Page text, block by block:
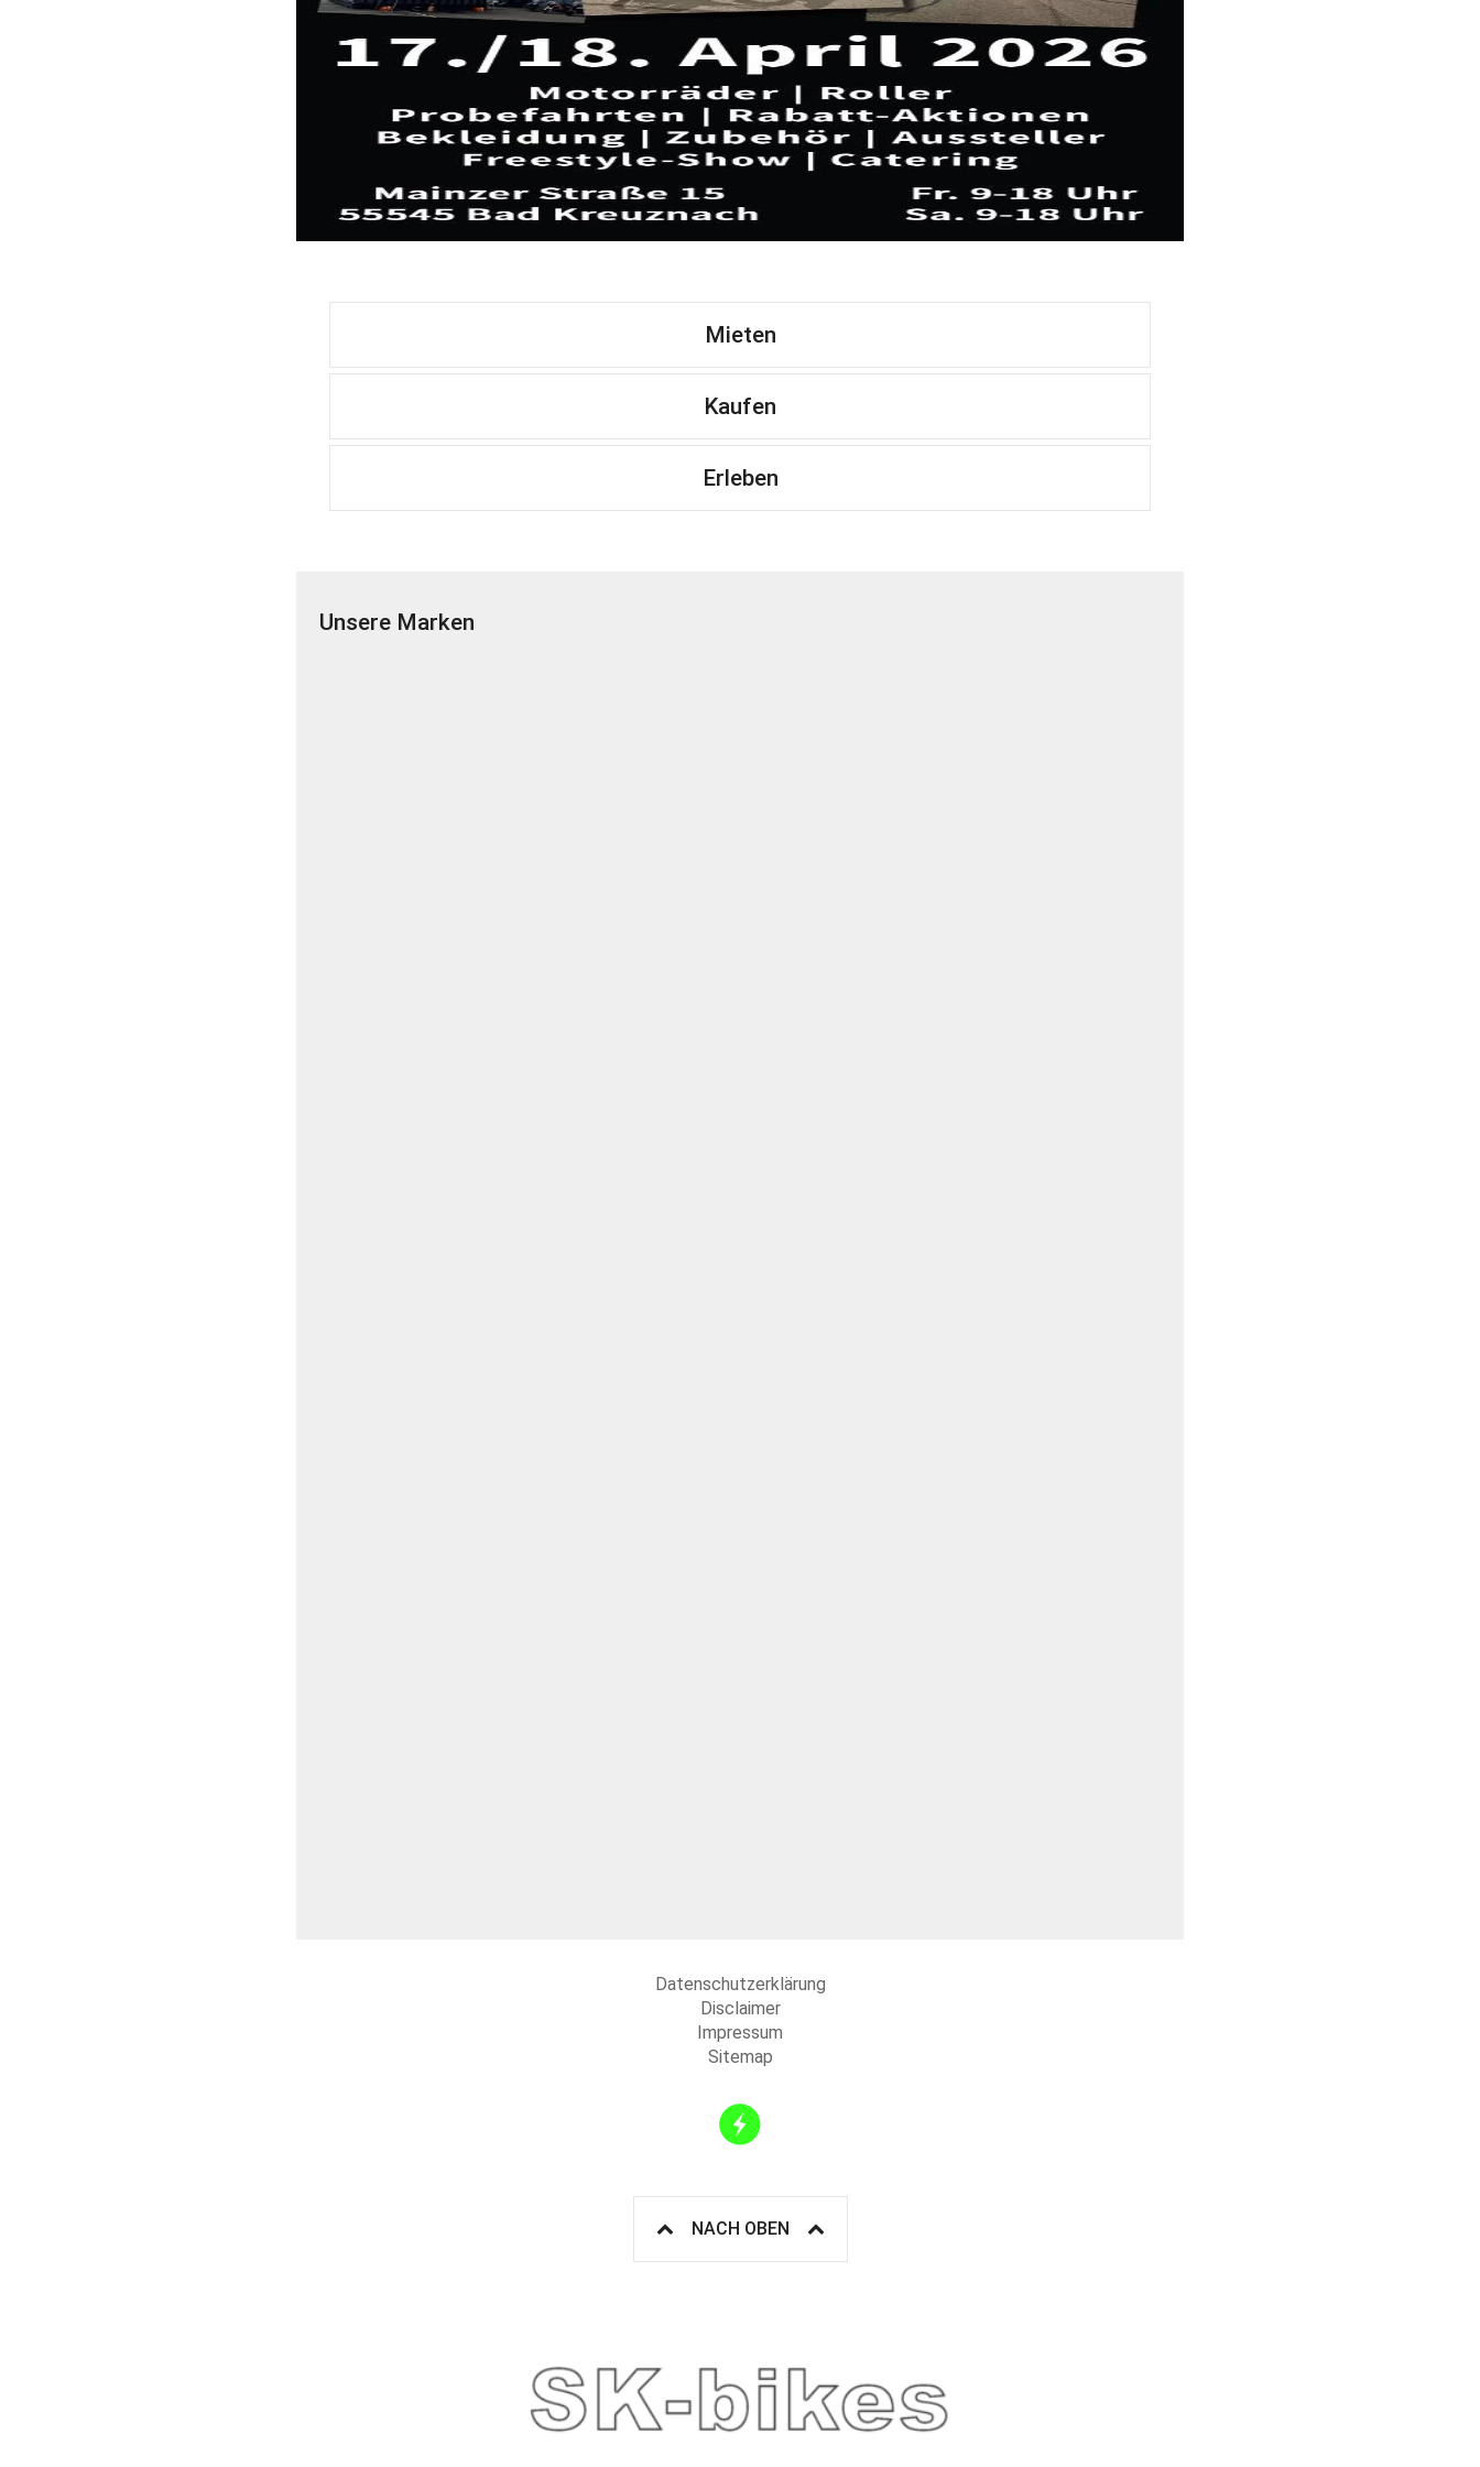
Mieten
Kaufen
Erleben
Unsere Marken
Datenschutzerklärung
Disclaimer
Impressum
Sitemap
NACH OBEN